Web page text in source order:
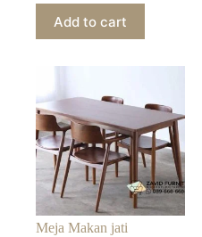
Add to cart
Meja Makan jati